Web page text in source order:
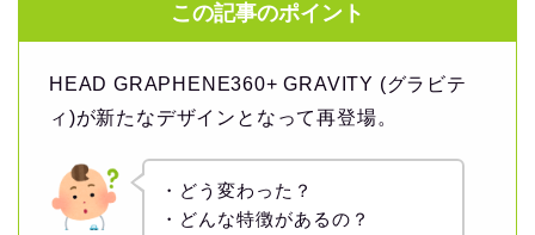
この記事のポイント
HEAD GRAPHENE360+ GRAVITY (グラビテ
ィ)が新たなデザインとなって再登場。
・どう変わった？
・どんな特徴があるの？